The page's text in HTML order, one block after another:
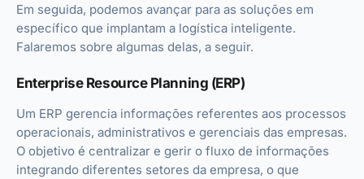
Em seguida, podemos avançar para as soluções em
específico que implantam a logística inteligente.
Falaremos sobre algumas delas, a seguir.
Enterprise Resource Planning (ERP)
Um ERP gerencia informações referentes aos processos
operacionais, administrativos e gerenciais das empresas.
O objetivo é centralizar e gerir o fluxo de informações
integrando diferentes setores da empresa, o que